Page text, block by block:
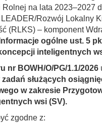
na lata 2023–2027
Rozwój Lokalny
(RLKS) – komponent
ogólne ust. 5
inteligentnych
nr BOWH/O/PG/1.1/2026
zadań służących
w zakresie
wsi (SV).
zgodne z: